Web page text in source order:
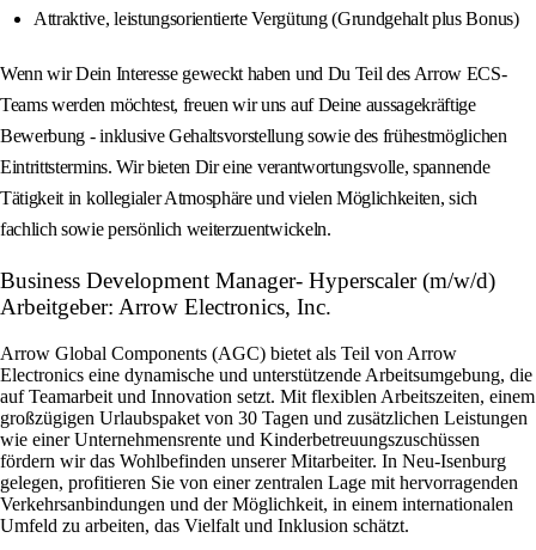
Attraktive, leistungsorientierte Vergütung (Grundgehalt plus Bonus)
Wenn wir Dein Interesse geweckt haben und Du Teil des Arrow ECS-
Teams werden möchtest, freuen wir uns auf Deine aussagekräftige
Bewerbung - inklusive Gehaltsvorstellung sowie des frühestmöglichen
Eintrittstermins. Wir bieten Dir eine verantwortungsvolle, spannende
Tätigkeit in kollegialer Atmosphäre und vielen Möglichkeiten, sich
fachlich sowie persönlich weiterzuentwickeln.
Business Development Manager- Hyperscaler (m/w/d)
Arbeitgeber: Arrow Electronics, Inc.
Arrow Global Components (AGC) bietet als Teil von Arrow
Electronics eine dynamische und unterstützende Arbeitsumgebung, die
auf Teamarbeit und Innovation setzt. Mit flexiblen Arbeitszeiten, einem
großzügigen Urlaubspaket von 30 Tagen und zusätzlichen Leistungen
wie einer Unternehmensrente und Kinderbetreuungszuschüssen
fördern wir das Wohlbefinden unserer Mitarbeiter. In Neu-Isenburg
gelegen, profitieren Sie von einer zentralen Lage mit hervorragenden
Verkehrsanbindungen und der Möglichkeit, in einem internationalen
Umfeld zu arbeiten, das Vielfalt und Inklusion schätzt.